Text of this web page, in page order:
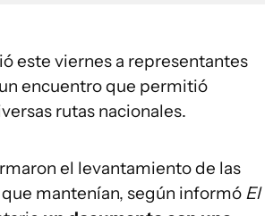
este viernes a representantes
encuentro que permitió
rutas nacionales.
el levantamiento de las
mantenían, según informó El